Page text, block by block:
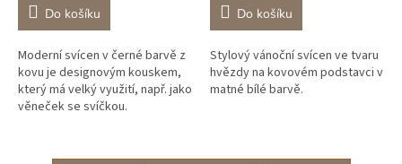
Do košíku
Moderní svícen v černé barvě z
kovu je designovým kouskem,
který má velký využití, např. jako
věneček se svíčkou.
Do košíku
Stylový vánoční svícen ve tvaru
hvězdy na kovovém podstavci v
matné bílé barvě.